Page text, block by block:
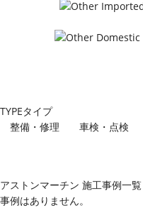
TYPEタイプ
整備・修理
車検・点検
アストンマーチン 施工事例一覧
事例はありません。